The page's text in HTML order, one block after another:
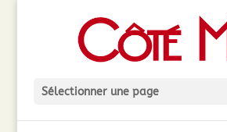
Sélectionner une page